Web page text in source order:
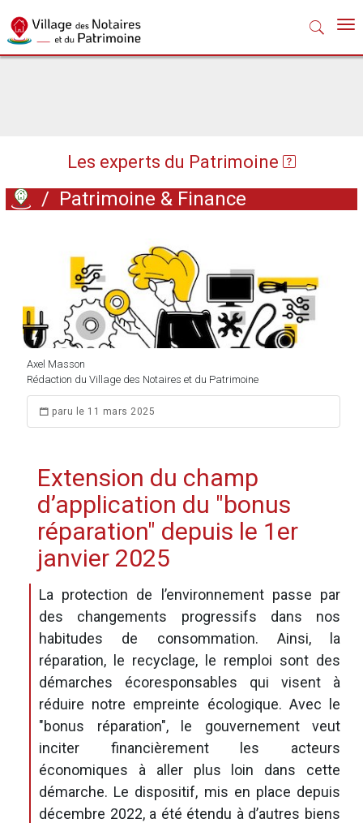
Les experts du Patrimoine
/ Patrimoine & Finance
Axel Masson
Rédaction du Village des Notaires et du Patrimoine
paru le 11 mars 2025
Extension du champ
d’application du "bonus
réparation" depuis le 1er
janvier 2025
La protection de l’environnement passe par
des changements progressifs dans nos
habitudes de consommation. Ainsi, la
réparation, le recyclage, le remploi sont des
démarches écoresponsables qui visent à
réduire notre empreinte écologique. Avec le
"bonus réparation", le gouvernement veut
inciter financièrement les acteurs
économiques à aller plus loin dans cette
démarche. Le dispositif, mis en place depuis
décembre 2022, a été étendu à d’autres biens